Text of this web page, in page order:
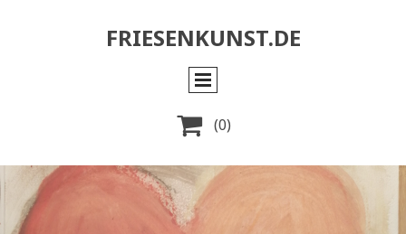
FRIESENKUNST.DE
 (0)